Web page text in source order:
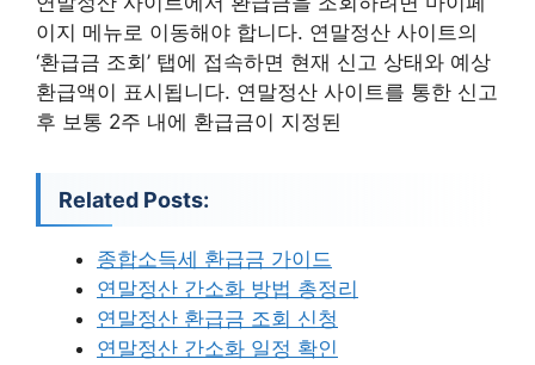
이지 메뉴로 이동해야 합니다. 연말정산 사이트의
‘환급금 조회’ 탭에 접속하면 현재 신고 상태와 예상
환급액이 표시됩니다. 연말정산 사이트를 통한 신고
후 보통 2주 내에 환급금이 지정된
Related Posts:
종합소득세 환급금 가이드
연말정산 간소화 방법 총정리
연말정산 환급금 조회 신청
연말정산 간소화 일정 확인